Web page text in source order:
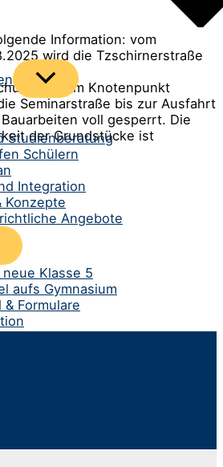
Menü
umschalten
Studienberatung
Schülern
Integration
Konzepte
Angebote
Klasse 5
aufs Gymnasium
Formulare
Information: vom
wird die Tzschirnerstraße
bis zum Knotenpunkt
Seminarstraße bis zur Ausfahrt
voll gesperrt. Die
der Grundstücke ist